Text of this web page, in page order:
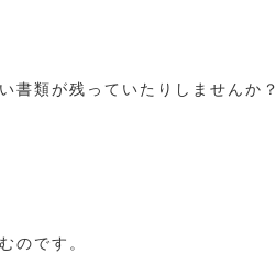
書類が残っていたりしませんか？
のです。